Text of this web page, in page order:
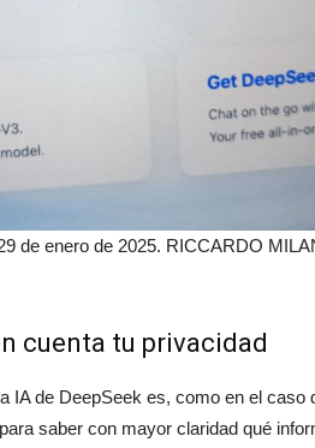
de enero de 2025. RICCARDO
cuenta tu privacidad
IA de DeepSeek es, como en el caso
saber con mayor claridad qué